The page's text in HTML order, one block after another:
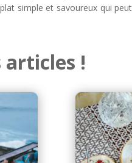
simple et savoureux qui
articles !